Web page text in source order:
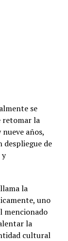
se
retomar la
años,
despliegue de
y
la
uno
mencionado
la
cultural